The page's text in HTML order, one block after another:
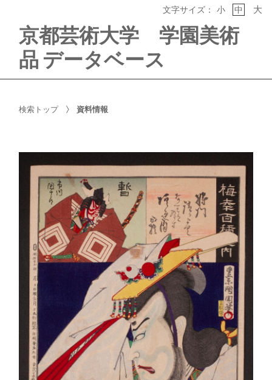
京都芸術大学 学園美術
品 データベース
文字サイズ： 小 中 大
検索トップ 資料情報